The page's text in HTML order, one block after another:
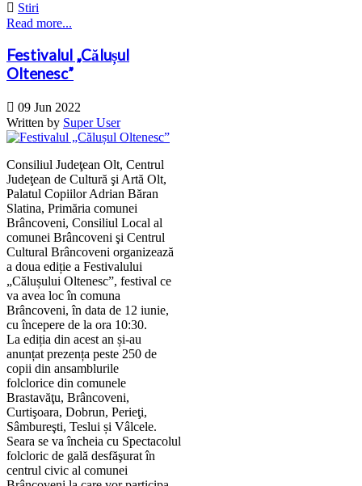
 Stiri
Read more...
Festivalul „Călușul
Oltenesc”
 09 Jun 2022
Written by Super User
Consiliul Judeţean Olt, Centrul
Judeţean de Cultură şi Artă Olt,
Palatul Copiilor Adrian Băran
Slatina, Primăria comunei
Brâncoveni, Consiliul Local al
comunei Brâncoveni şi Centrul
Cultural Brâncoveni organizează
a doua ediție a Festivalului
„Călușului Oltenesc”, festival ce
va avea loc în comuna
Brâncoveni, în data de 12 iunie,
cu începere de la ora 10:30.
La ediția din acest an și-au
anunțat prezența peste 250 de
copii din ansamblurile
folclorice din comunele
Brastavăţu, Brâncoveni,
Curtişoara, Dobrun, Perieţi,
Sâmbureşti, Teslui și Vâlcele.
Seara se va încheia cu Spectacolul
folcloric de gală desfăşurat în
centrul civic al comunei